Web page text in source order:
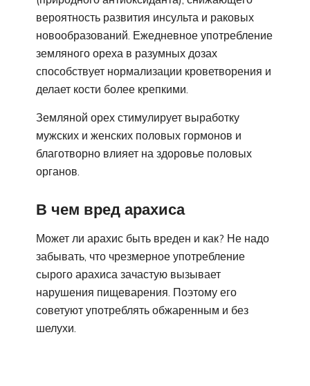
вероятность развития инсульта и раковых
новообразований. Ежедневное употребление
земляного ореха в разумных дозах
способствует нормализации кроветворения и
делает кости более крепкими.
Земляной орех стимулирует выработку
мужских и женских половых гормонов и
благотворно влияет на здоровье половых
органов.
В чем вред арахиса
Может ли арахис быть вреден и как? Не надо
забывать, что чрезмерное употребление
сырого арахиса зачастую вызывает
нарушения пищеварения. Поэтому его
советуют употреблять обжаренным и без
шелухи.